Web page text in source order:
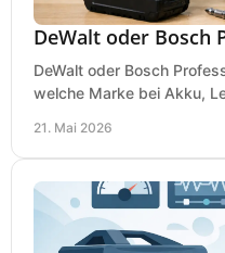
DeWalt oder Bosch
DeWalt oder Bosch
welche Marke bei Akku,
21. Mai 2026